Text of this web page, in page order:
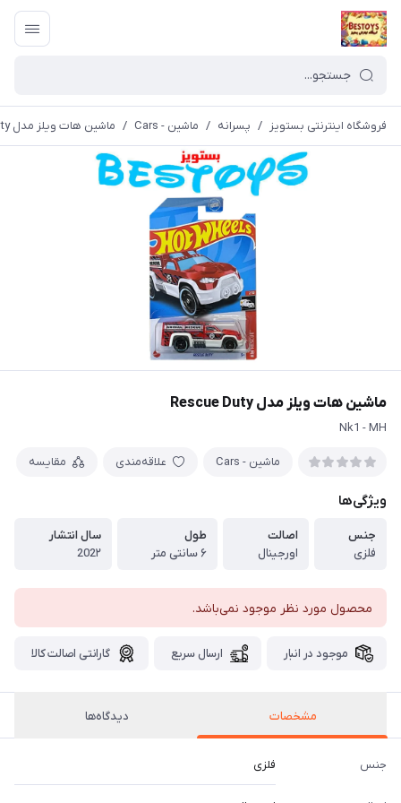
فروشگاه اینترنتی بستویز / پسرانه / ماشین - Cars / ماشین هات ویلز مدل Rescue Duty
ماشین هات ویلز مدل Rescue Duty
Nk1 - MH
ماشین - Cars علاقه‌مندی مقایسه
ویژگی‌ها
جنس
فلزی
اصالت
اورجینال
طول
۶ سانتی متر
سال انتشار
202۲
محصول مورد نظر موجود نمی‌باشد.
موجود در انبار ارسال سریع گارانتی اصالت کالا
مشخصات دیدگاه‌ها
جنس فلزی